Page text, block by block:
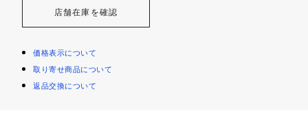
店舗在庫を確認
価格表示について
取り寄せ商品について
返品交換について